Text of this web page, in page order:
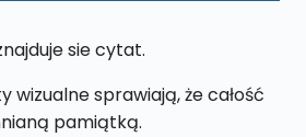
sie cytat.
wizualne sprawiają, że całość
pamiątką.